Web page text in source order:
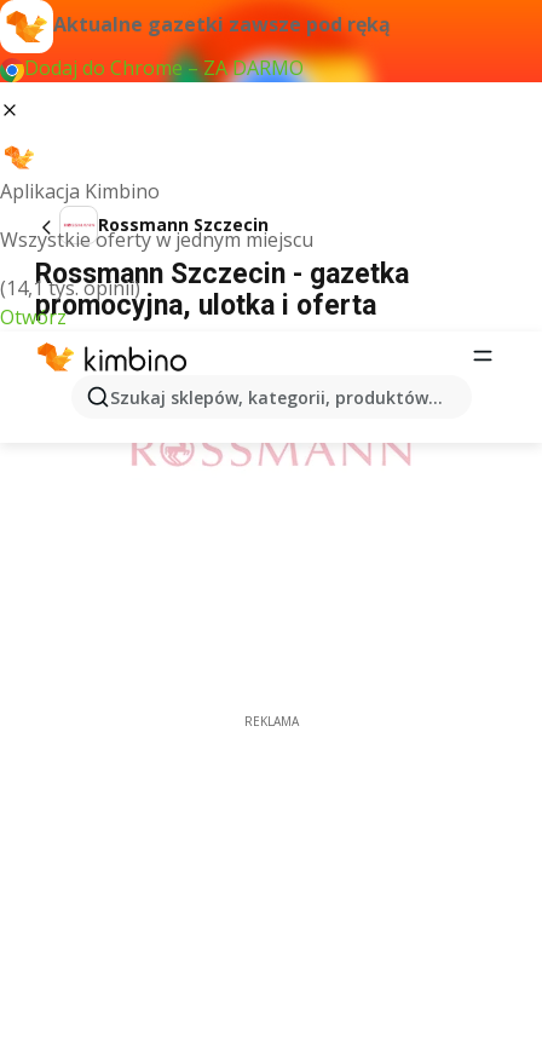
Aktualne gazetki zawsze pod ręką
Dodaj do Chrome – ZA DARMO
Aplikacja Kimbino
Wszystkie oferty w jednym miejscu
(14,1 tys. opinii)
Otwórz
Szukaj sklepów, kategorii, produktów...
Rossmann Szczecin
Rossmann Szczecin - gazetka
promocyjna, ulotka i oferta
REKLAMA